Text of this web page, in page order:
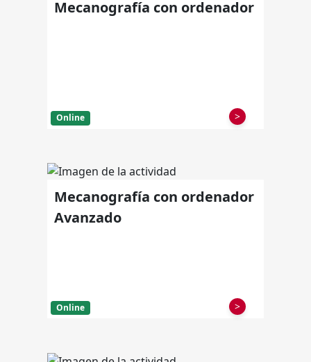
Mecanografía con ordenador
Online >
Mecanografía con ordenador
Avanzado
Online >